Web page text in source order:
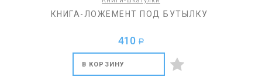
КНИГА-ЛОЖЕМЕНТ ПОД БУТЫЛКУ
410 a
В КОРЗИНУ